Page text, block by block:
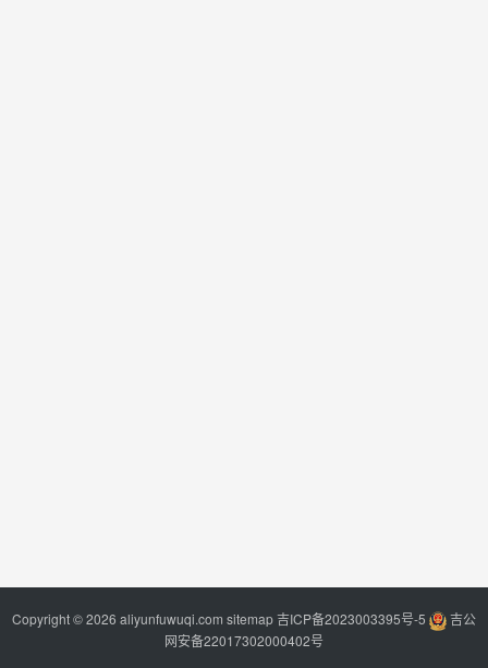
Copyright © 2026 aliyunfuwuqi.com sitemap吉ICP备2023003395号-5
吉公
网安备22017302000402号